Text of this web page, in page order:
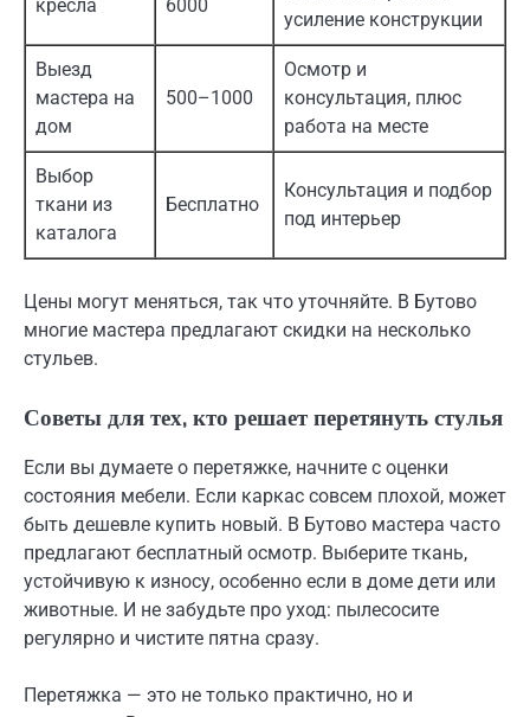
кресла
6000
усиление конструкции
Выезд
мастера на
дом
500–1000
Осмотр и
консультация, плюс
работа на месте
Выбор
ткани из
каталога
Бесплатно
Консультация и подбор
под интерьер
Цены могут меняться, так что уточняйте. В Бутово
многие мастера предлагают скидки на несколько
стульев.
Советы для тех, кто решает перетянуть стулья
Если вы думаете о перетяжке, начните с оценки
состояния мебели. Если каркас совсем плохой, может
быть дешевле купить новый. В Бутово мастера часто
предлагают бесплатный осмотр. Выберите ткань,
устойчивую к износу, особенно если в доме дети или
животные. И не забудьте про уход: пылесосите
регулярно и чистите пятна сразу.
Перетяжка — это не только практично, но и